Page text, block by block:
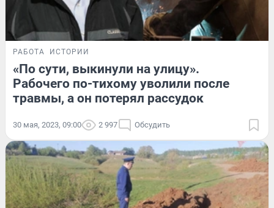
РАБОТА ИСТОРИИ
«По сути, выкинули на улицу».
Рабочего по-тихому уволили после
травмы, а он потерял рассудок
30 мая, 2023, 09:00 2 997 Обсудить